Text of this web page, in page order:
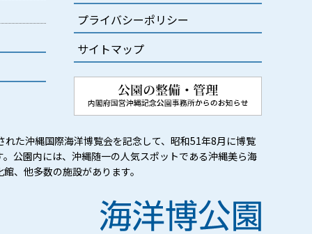
プライバシーポリシー
サイトマップ
た沖縄国際海洋博覧会を記念して、昭和51年8月に博覧
公園内には、沖縄随一の人気スポットである沖縄美ら海
、他多数の施設があります。